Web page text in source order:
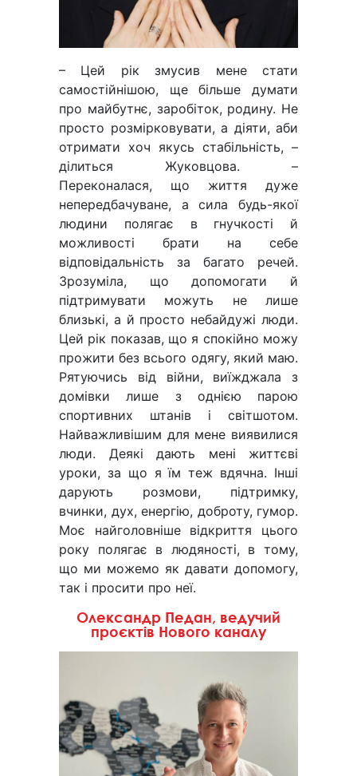
– Цей рік змусив мене стати
самостійнішою, ще більше думати
про майбутнє, заробіток, родину. Не
просто розмірковувати, а діяти, аби
отримати хоч якусь стабільність, –
ділиться Жуковцова. –
Переконалася, що життя дуже
непередбачуване, а сила будь-якої
людини полягає в гнучкості й
можливості брати на себе
відповідальність за багато речей.
Зрозуміла, що допомогати й
підтримувати можуть не лише
близькі, а й просто небайдужі люди.
Цей рік показав, що я спокійно можу
прожити без всього одягу, який маю.
Рятуючись від війни, виїжджала з
домівки лише з однією парою
спортивних штанів і світшотом.
Найважливішим для мене виявилися
люди. Деякі дають мені життєві
уроки, за що я їм теж вдячна. Інші
дарують розмови, підтримку,
вчинки, дух, енергію, доброту, гумор.
Моє найголовніше відкриття цього
року полягає в людяності, в тому,
що ми можемо як давати допомогу,
так і просити про неї.
Олександр Педан, ведучий
проєктів Нового каналу